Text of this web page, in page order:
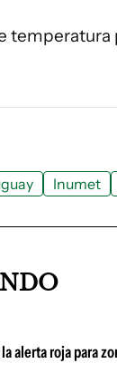
temperatura
Inumet
alerta roja para